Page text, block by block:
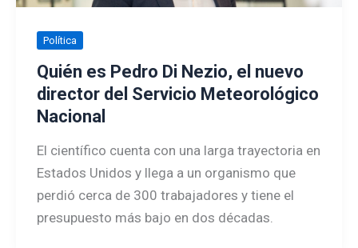
Política
Quién es Pedro Di Nezio, el nuevo
director del Servicio Meteorológico
Nacional
El científico cuenta con una larga trayectoria en
Estados Unidos y llega a un organismo que
perdió cerca de 300 trabajadores y tiene el
presupuesto más bajo en dos décadas.